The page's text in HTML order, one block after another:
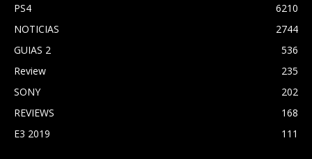
PS4
6210
NOTICIAS
2744
GUIAS 2
536
Review
235
SONY
202
REVIEWS
168
E3 2019
111